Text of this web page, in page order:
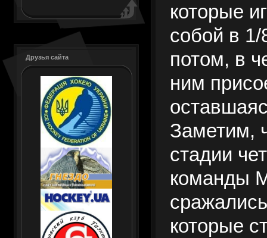
Друзья сайта
которые
собой в
потом, в
ним
Заметим,
стадии
команды
которые